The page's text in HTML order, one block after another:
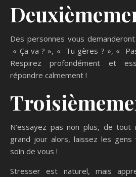
Des personnes vous demande
« Ça va ? », « Tu gères ? », « P
Respirez profondément et
répondre calmement !
N’essayez pasnon plus, de tout
grand jour alors, laissez les gens
soin de vous !
Stresser est naturel, mais